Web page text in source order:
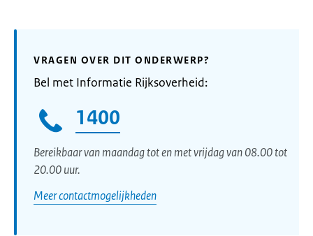
VRAGEN OVER DIT ONDERWERP?
Bel met Informatie Rijksoverheid:
1400
Bereikbaar van maandag tot en met vrijdag van 08.00 tot
20.00 uur.
Meer contactmogelijkheden